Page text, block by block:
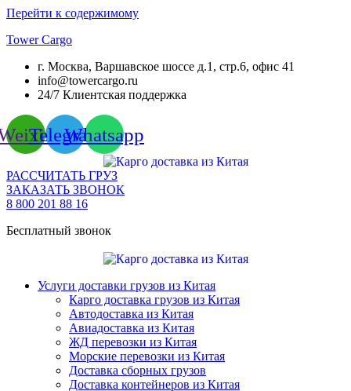
Перейти к содержимому
Tower Cargo
г. Москва, Варшавское шоссе д.1, стр.6, офис 41
info@towercargo.ru
24/7 Клиентская поддержка
TelegramWhatsapp
РАССЧИТАТЬ ГРУЗ
ЗАКАЗАТЬ ЗВОНОК
8 800 201 88 16
Бесплатный звонок
Услуги доставки грузов из Китая
Карго доставка грузов из Китая
Автодоставка из Китая
Авиадоставка из Китая
ЖД перевозки из Китая
Морские перевозки из Китая
Доставка сборных грузов
Доставка контейнеров из Китая